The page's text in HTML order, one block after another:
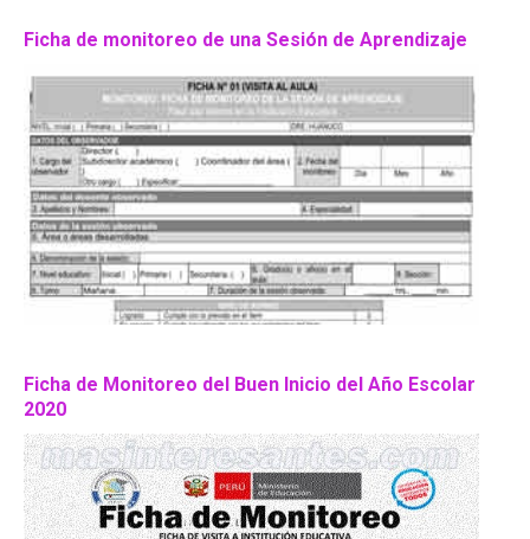
Ficha de monitoreo de una Sesión de Aprendizaje
Ficha de Monitoreo del Buen Inicio del Año Escolar
2020